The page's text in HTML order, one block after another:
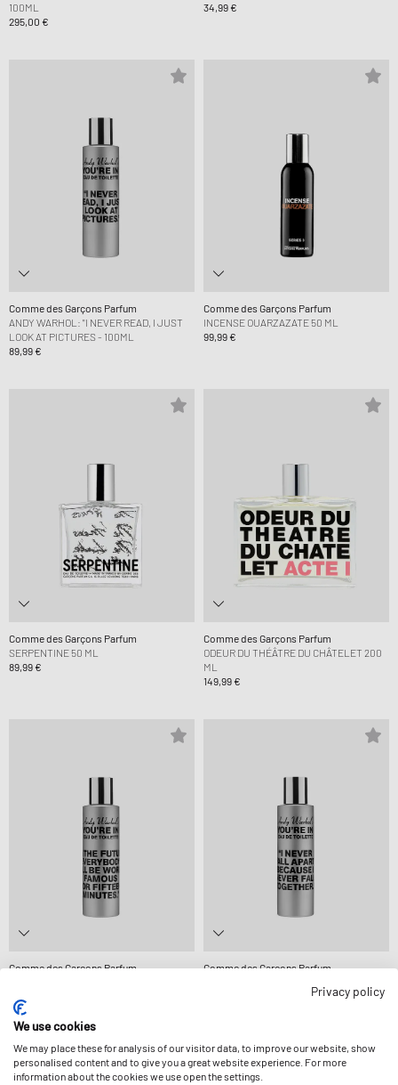
100ML
295,00 €
34,99 €
Comme des Garçons Parfum
ANDY WARHOL: "I NEVER READ, I JUST
LOOK AT PICTURES - 100ML
89,99 €
Comme des Garçons Parfum
INCENSE OUARZAZATE 50 ML
99,99 €
Comme des Garçons Parfum
SERPENTINE 50 ML
89,99 €
Comme des Garçons Parfum
ODEUR DU THÉÂTRE DU CHÂTELET 200
ML
149,99 €
Comme des Garçons Parfum
FOR FIFTEEN MINUTES 100 ML
89,99 €
Comme des Garçons Parfum
BECAUSE I NEVER FALL TOGETHER 100
Privacy policy
We use cookies
We may place these for analysis of our visitor data, to improve our website, show
personalised content and to give you a great website experience. For more
information about the cookies we use open the settings.